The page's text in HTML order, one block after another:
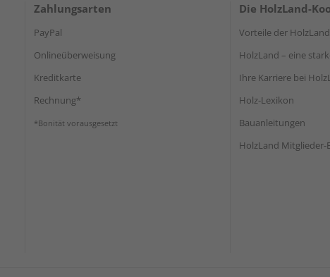
Zahlungsarten
PayPal
Onlineüberweisung
Kreditkarte
Rechnung*
*Bonität vorausgesetzt
Die HolzLand-
Vorteile der
HolzLand – eine
Ihre Karriere bei
Holz-Lexikon
Bauanleitungen
HolzLand Mitglieder-